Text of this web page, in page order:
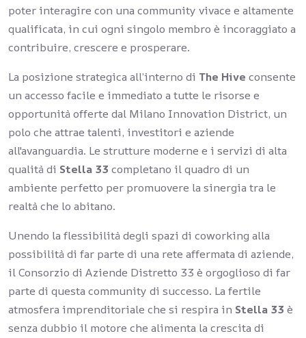
poter interagire con una community vivace e altamente
qualificata, in cui ogni singolo membro è incoraggiato a
contribuire, crescere e prosperare.
La posizione strategica all’interno di The Hive consente
un accesso facile e immediato a tutte le risorse e
opportunità offerte dal Milano Innovation District, un
polo che attrae talenti, investitori e aziende
all'avanguardia. Le strutture moderne e i servizi di alta
qualità di Stella 33 completano il quadro di un
ambiente perfetto per promuovere la sinergia tra le
realtà che lo abitano.
Unendo la flessibilità degli spazi di coworking alla
possibilità di far parte di una rete affermata di aziende,
il Consorzio di Aziende Distretto 33 è orgoglioso di far
parte di questa community di successo. La fertile
atmosfera imprenditoriale che si respira in Stella 33 è
senza dubbio il motore che alimenta la crescita di